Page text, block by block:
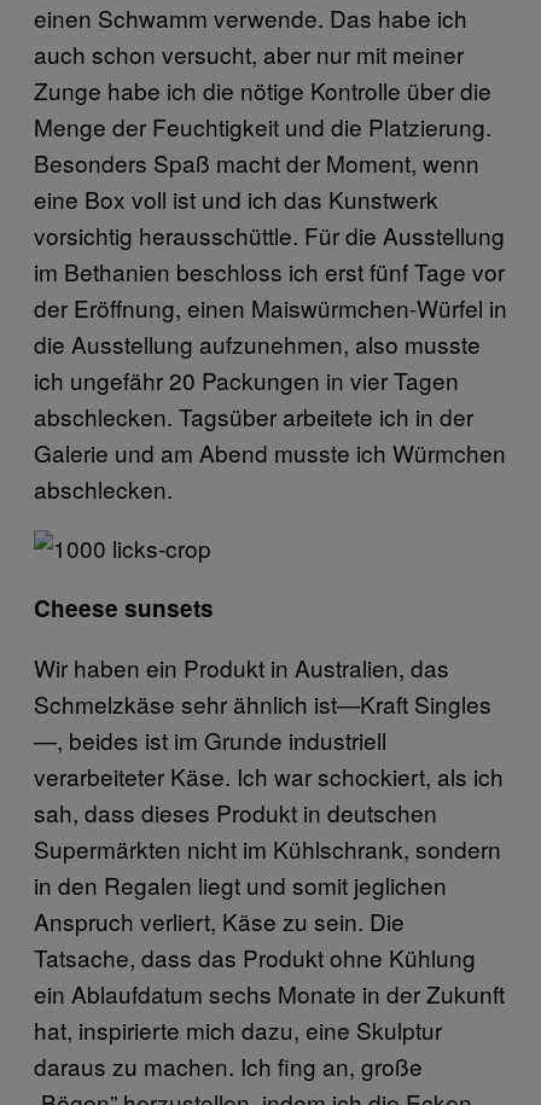
einen Schwamm verwende. Das habe ich
auch schon versucht, aber nur mit meiner
Zunge habe ich die nötige Kontrolle über die
Menge der Feuchtigkeit und die Platzierung.
Besonders Spaß macht der Moment, wenn
eine Box voll ist und ich das Kunstwerk
vorsichtig herausschüttle. Für die Ausstellung
im Bethanien beschloss ich erst fünf Tage vor
der Eröffnung, einen Maiswürmchen-Würfel in
die Ausstellung aufzunehmen, also musste
ich ungefähr 20 Packungen in vier Tagen
abschlecken. Tagsüber arbeitete ich in der
Galerie und am Abend musste ich Würmchen
abschlecken.
Cheese sunsets
Wir haben ein Produkt in Australien, das
Schmelzkäse sehr ähnlich ist—Kraft Singles
—, beides ist im Grunde industriell
verarbeiteter Käse. Ich war schockiert, als ich
sah, dass dieses Produkt in deutschen
Supermärkten nicht im Kühlschrank, sondern
in den Regalen liegt und somit jeglichen
Anspruch verliert, Käse zu sein. Die
Tatsache, dass das Produkt ohne Kühlung
ein Ablaufdatum sechs Monate in der Zukunft
hat, inspirierte mich dazu, eine Skulptur
daraus zu machen. Ich fing an, große